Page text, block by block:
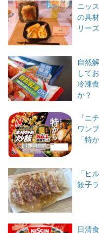
ニッ
の具
リー
自然
して
冷凍
か？
『ニ
ワン
「特
「ヒ
餃子
日清